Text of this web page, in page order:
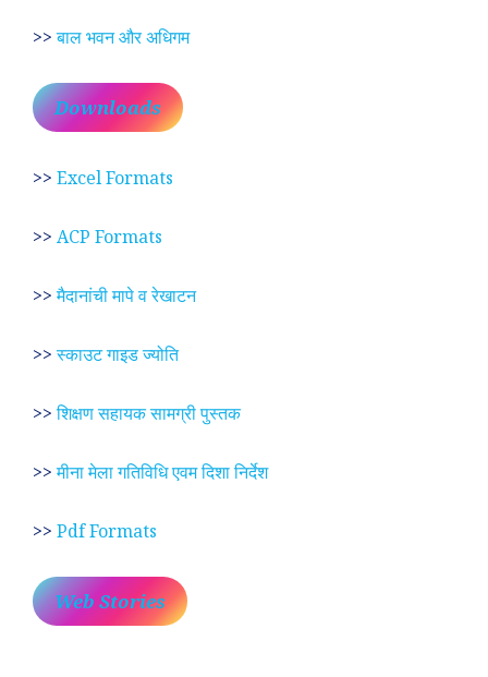
>>बाल भवन और अधिगम
Downloads
>> Excel Formats
>> ACP Formats
>>मैदानांची मापे व रेखाटन
>>स्काउट गाइड ज्योति
>>शिक्षण सहायक सामग्री पुस्तक
>>मीना मेला गतिविधि एवम दिशा निर्देश
>> Pdf Formats
Web Stories